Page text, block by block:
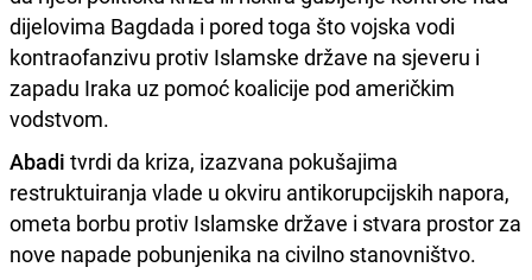
dijelovima Bagdada i pored toga što vojska vodi
kontraofanzivu protiv Islamske države na sjeveru i
zapadu Iraka uz pomoć koalicije pod američkim
vodstvom.
Abadi tvrdi da kriza, izazvana pokušajima
restruktuiranja vlade u okviru antikorupcijskih napora,
ometa borbu protiv Islamske države i stvara prostor za
nove napade pobunjenika na civilno stanovništvo.